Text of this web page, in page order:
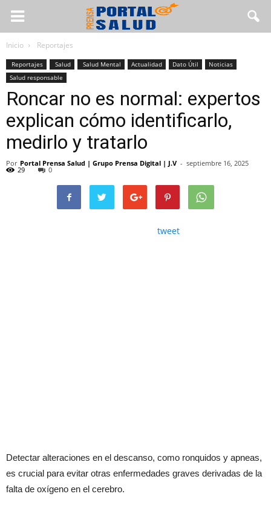
Inicio Reportajes
Reportajes Salud Salud Mental Actualidad Dato Útil
Noticias
Salud responsable
Roncar no es normal: expertos
explican cómo identificarlo,
medirlo y tratarlo
Por Portal Prensa Salud | Grupo Prensa Digital | J.V - septiembre 16, 2025
29 0
tweet
Detectar alteraciones en el descanso, como ronquidos y apneas,
es crucial para evitar otras enfermedades graves derivadas de la
falta de oxígeno en el cerebro.